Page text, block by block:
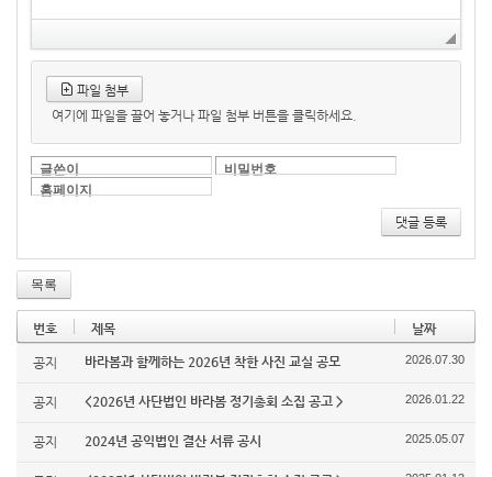
파일 첨부
여기에 파일을 끌어 놓거나 파일 첨부 버튼을 클릭하세요.
글쓴이
비밀번호
홈페이지
댓글 등록
목록
번호 제목 날짜
공지 바라봄과 함께하는 2026년 착한 사진 교실 공모 2026.07.30
공지 <2026년 사단법인 바라봄 정기총회 소집 공고 > 2026.01.22
공지 2024년 공익법인 결산 서류 공시 2025.05.07